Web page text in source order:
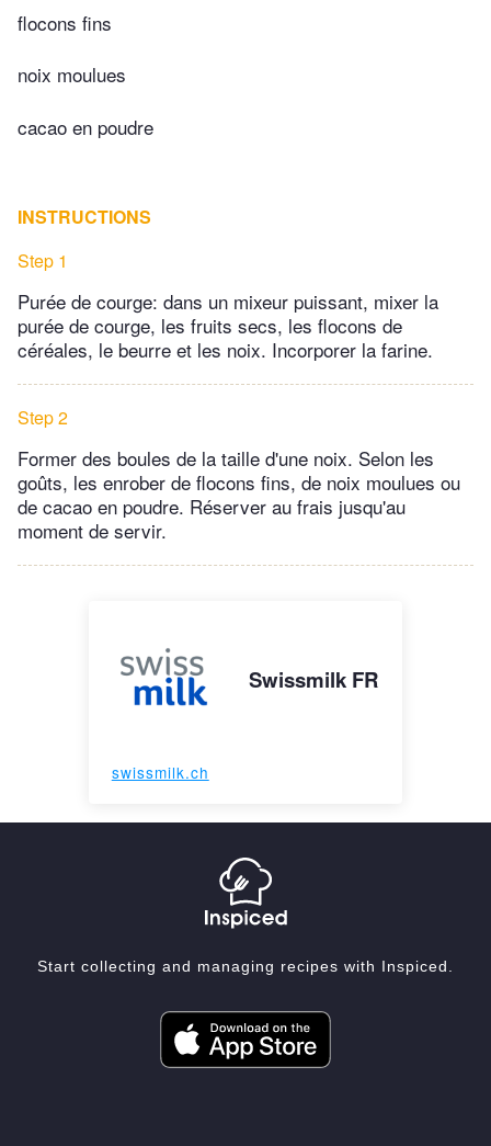
flocons fins
noix moulues
cacao en poudre
INSTRUCTIONS
Step 1
Purée de courge: dans un mixeur puissant, mixer la
purée de courge, les fruits secs, les flocons de
céréales, le beurre et les noix. Incorporer la farine.
Step 2
Former des boules de la taille d'une noix. Selon les
goûts, les enrober de flocons fins, de noix moulues ou
de cacao en poudre. Réserver au frais jusqu'au
moment de servir.
Swissmilk FR
swissmilk.ch
Start collecting and managing recipes with Inspiced.